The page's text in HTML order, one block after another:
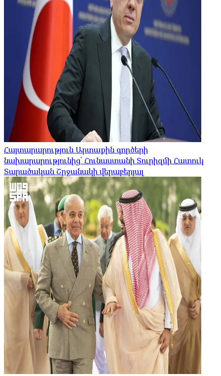
Հայտարարություն Արտաքին գործերի
նախարարությունից՝ Հունաստանի Տուրիզմի Հատուկ
Տարածական Շրջանակի վերաբերյալ